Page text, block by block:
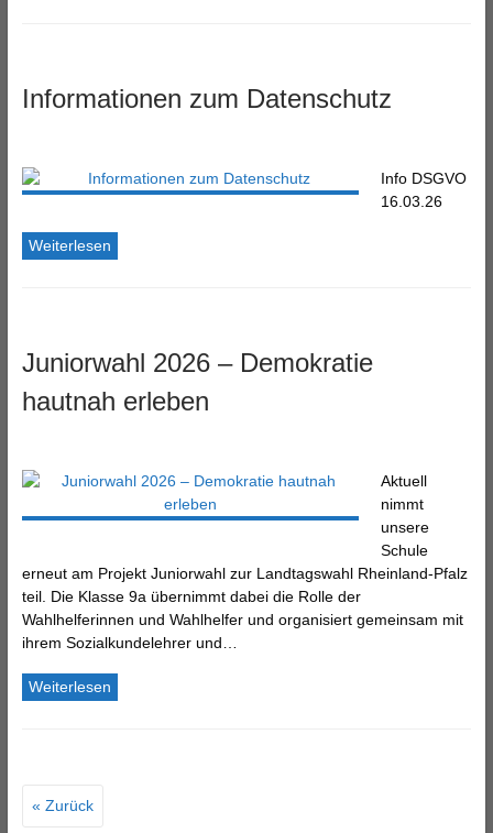
Informationen zum Datenschutz
Info DSGVO
16.03.26
Weiterlesen
Juniorwahl 2026 – Demokratie
hautnah erleben
Aktuell
nimmt
unsere
Schule
erneut am Projekt Juniorwahl zur Landtagswahl Rheinland-Pfalz
teil. Die Klasse 9a übernimmt dabei die Rolle der
Wahlhelferinnen und Wahlhelfer und organisiert gemeinsam mit
ihrem Sozialkundelehrer und…
Weiterlesen
« Zurück